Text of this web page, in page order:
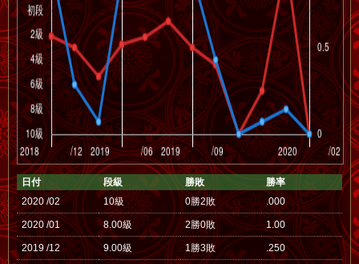
日付 段級 勝敗
勝率
2020 /02
10級 0勝2敗 .000
2020 /01 8.00級 2勝0敗 1.00
2019 /12 9.00級 1勝3敗 .250